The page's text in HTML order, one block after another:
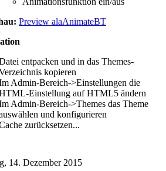
Preview alaAnimateBT
entpacken und in das Themes-
kopieren
Admin-Bereich->Einstellungen die
Einstellung auf HTML5 ändern
Admin-Bereich->Themes das Theme
und konfigurieren
zurücksetzen...
14. Dezember 2015